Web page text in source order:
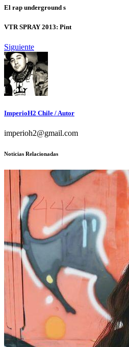
El rap underground s
VTR SPRAY 2013: Pint
Siguiente
ImperioH2 Chile / Autor
imperioh2@gmail.com
Noticias Relacionadas